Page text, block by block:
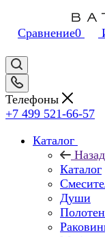
Сравнение0
Телефоны
+7 499 521-66-57
Каталог
Назад
Каталог
Души